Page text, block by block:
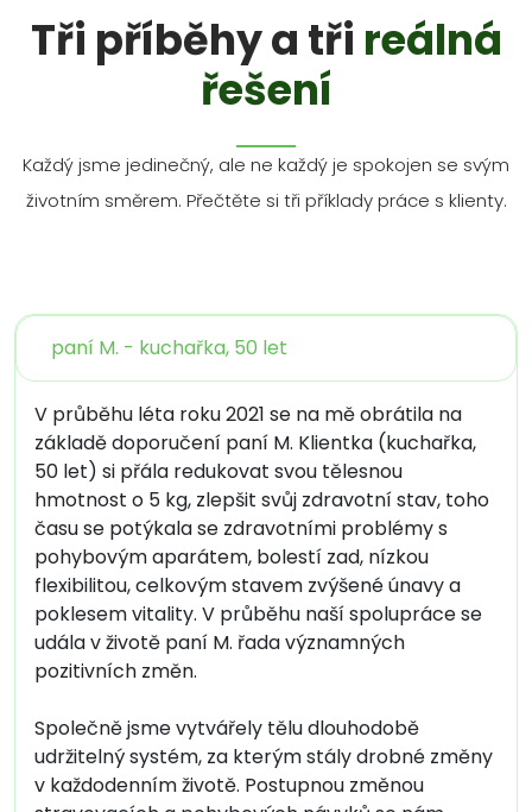
Tři příběhy a tři reálná
řešení
Každý jsme jedinečný, ale ne každý je spokojen se svým
životním směrem. Přečtěte si tři příklady práce s klienty.
paní M. - kuchařka, 50 let
V průběhu léta roku 2021 se na mě obrátila na
základě doporučení paní M. Klientka (kuchařka,
50 let) si přála redukovat svou tělesnou
hmotnost o 5 kg, zlepšit svůj zdravotní stav, toho
času se potýkala se zdravotními problémy s
pohybovým aparátem, bolestí zad, nízkou
flexibilitou, celkovým stavem zvýšené únavy a
poklesem vitality. V průběhu naší spolupráce se
udála v životě paní M. řada významných
pozitivních změn.
Společně jsme vytvářely tělu dlouhodobě
udržitelný systém, za kterým stály drobné změny
v každodenním životě. Postupnou změnou